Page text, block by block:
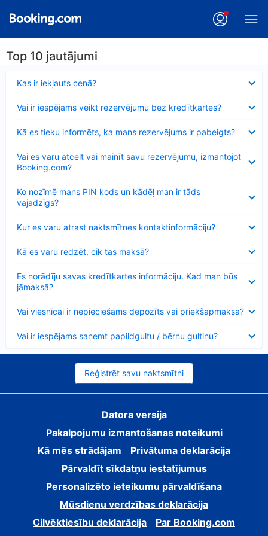
Top 10 jautājumi
Kas ir iekļauts cenā?
Vai ir iespējams veikt rezervējumu bez kredītkartes?
Kā es tieku informēts, ka mans rezervējums ir pabeigts?
Vai es varu atcelt vai mainīt savu rezervējumu, izmantojot
Booking.com?
Ko nozīmē mans PIN kods un kādēļ man ir tāds
vajadzīgs?
Kur es varu atrast naktsmītnes kontaktinformāciju?
Kā es varu redzēt, cik tas maksā?
Es norādīju savas kredītkartes informāciju. Kad man būs
jāmaksā?
Vai viesnīcai ir nepieciešams depozīts vai priekšapmaksa?
Vai ir iespējams saņemt papildgultu / bērnu gultiņu?
Reģistrēt savu naktsmītni
Datora versija
Pakalpojumu izmantošanas noteikumi
Kā mēs strādājam
Privātuma deklarācija
Pārvaldīt sīkdatņu iestatījumus
Personalizēto ieteikumu pārvaldīšana
Mūsdienu verdzības deklarācija
Cilvēktiesību deklarācija
Par Booking.com